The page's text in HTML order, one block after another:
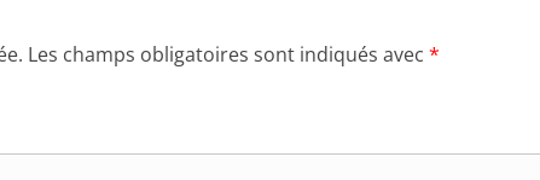
Les champs obligatoires sont indiqués avec *